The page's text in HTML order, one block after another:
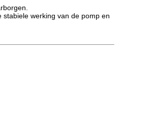
werking van de pomp en